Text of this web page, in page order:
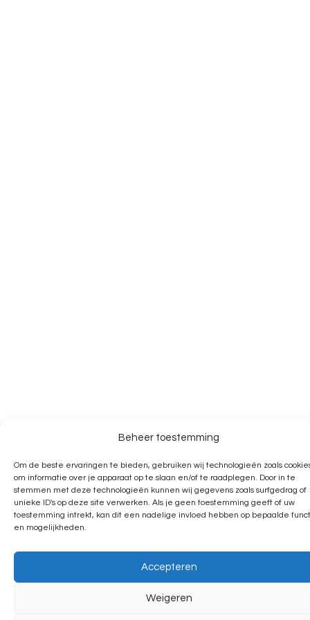
Beheer toestemming
Om de beste ervaringen te bieden, gebruiken wij technologieën zoals
om informatie over je apparaat op te slaan en/of te raadplegen. Door in te
stemmen met deze technologieën kunnen wij gegevens zoals surfgedrag of
unieke ID's op deze site verwerken. Als je geen toestemming geeft of uw
toestemming intrekt, kan dit een nadelige invloed hebben op bepaalde
en mogelijkheden.
Accepteren
Weigeren